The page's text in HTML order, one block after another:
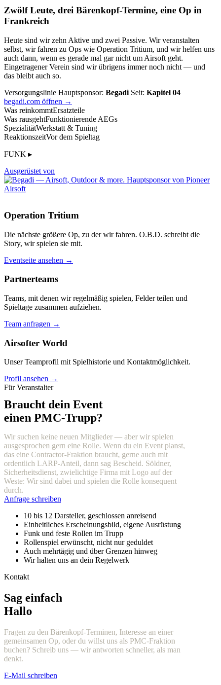
Zwölf Leute, drei Bärenkopf-Termine, eine Op in
Frankreich
Heute sind wir zehn Aktive und zwei Passive. Wir veranstalten
selbst, wir fahren zu Ops wie Operation Tritium, und wir helfen uns
auch dann, wenn es gerade mal gar nicht um Airsoft geht.
Eingetragener Verein sind wir übrigens immer noch nicht — und
das bleibt auch so.
Versorgungslinie Hauptsponsor: Begadi Seit: Kapitel 04
begadi.com öffnen →
Was reinkommtErsatzteile
Was rausgehtFunktionierende AEGs
SpezialitätWerkstatt & Tuning
ReaktionszeitVor dem Spieltag
FUNK ▸
Ausgerüstet von
Operation Tritium
Die nächste größere Op, zu der wir fahren. O.B.D. schreibt die
Story, wir spielen sie mit.
Eventseite ansehen →
Partnerteams
Teams, mit denen wir regelmäßig spielen, Felder teilen und
Spieltage zusammen aufziehen.
Team anfragen →
Airsofter World
Unser Teamprofil mit Spielhistorie und Kontaktmöglichkeit.
Profil ansehen →
Für Veranstalter
Braucht dein Event
einen PMC-Trupp?
Wir suchen keine neuen Mitglieder — aber wir spielen
ausgesprochen gern eine Rolle. Wenn du ein Event planst,
das eine Contractor-Fraktion braucht, gerne auch mit
ordentlich LARP-Anteil, dann sag Bescheid. Söldner,
Sicherheitsdienst, zwielichtige Firma mit Logo auf der
Weste: Wir sind dabei und spielen die Rolle konsequent
durch.
Anfrage schreiben
10 bis 12 Darsteller, geschlossen anreisend
Einheitliches Erscheinungsbild, eigene Ausrüstung
Funk und feste Rollen im Trupp
Rollenspiel erwünscht, nicht nur geduldet
Auch mehrtägig und über Grenzen hinweg
Wir halten uns an dein Regelwerk
Kontakt
Sag einfach
Hallo
Fragen zu den Bärenkopf-Terminen, Interesse an einer
gemeinsamen Op, oder du willst uns als PMC-Fraktion
buchen? Schreib uns — wir antworten schneller, als man
denkt.
E-Mail schreiben